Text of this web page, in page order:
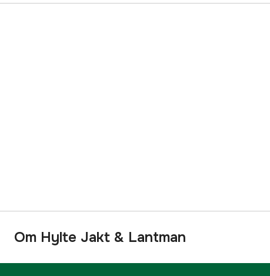
Om Hylte Jakt & Lantman